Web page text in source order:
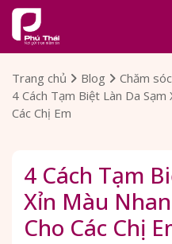
Trang chủ Blog
Chăm
4 Cách Tạm Biệt Làn Da
Các Chị Em
4 Cách Tạm
Xỉn Màu
Cho Các Chị